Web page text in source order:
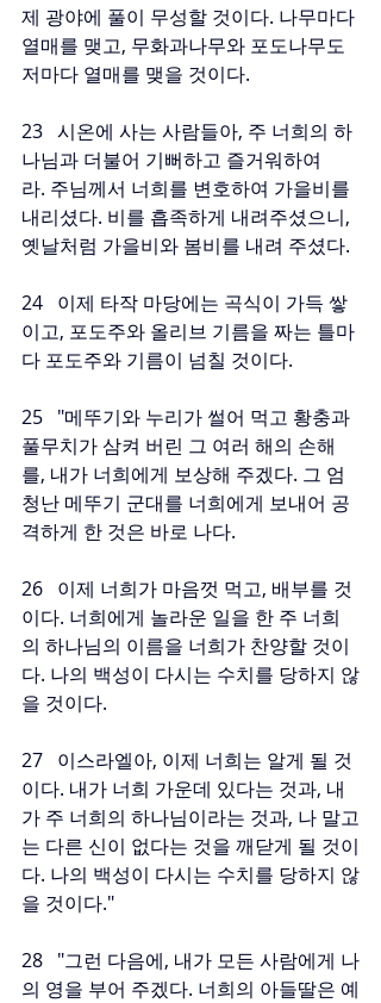
제 광야에 풀이 무성할 것이다. 나무마다
열매를 맺고, 무화과나무와 포도나무도
저마다 열매를 맺을 것이다.
23   시온에 사는 사람들아, 주 너희의 하
나님과 더불어 기뻐하고 즐거워하여
라. 주님께서 너희를 변호하여 가을비를
내리셨다. 비를 흡족하게 내려주셨으니,
옛날처럼 가을비와 봄비를 내려 주셨다.
24   이제 타작 마당에는 곡식이 가득 쌓
이고, 포도주와 올리브 기름을 짜는 틀마
다 포도주와 기름이 넘칠 것이다.
25   "메뚜기와 누리가 썰어 먹고 황충과
풀무치가 삼켜 버린 그 여러 해의 손해
를, 내가 너희에게 보상해 주겠다. 그 엄
청난 메뚜기 군대를 너희에게 보내어 공
격하게 한 것은 바로 나다.
26   이제 너희가 마음껏 먹고, 배부를 것
이다. 너희에게 놀라운 일을 한 주 너희
의 하나님의 이름을 너희가 찬양할 것이
다. 나의 백성이 다시는 수치를 당하지 않
을 것이다.
27   이스라엘아, 이제 너희는 알게 될 것
이다. 내가 너희 가운데 있다는 것과, 내
가 주 너희의 하나님이라는 것과, 나 말고
는 다른 신이 없다는 것을 깨닫게 될 것이
다. 나의 백성이 다시는 수치를 당하지 않
을 것이다."
28   "그런 다음에, 내가 모든 사람에게 나
의 영을 부어 주겠다. 너희의 아들딸은 예